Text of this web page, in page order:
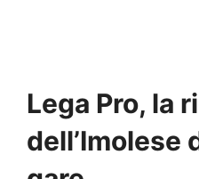
Lega Pro, la
dell’Imolese